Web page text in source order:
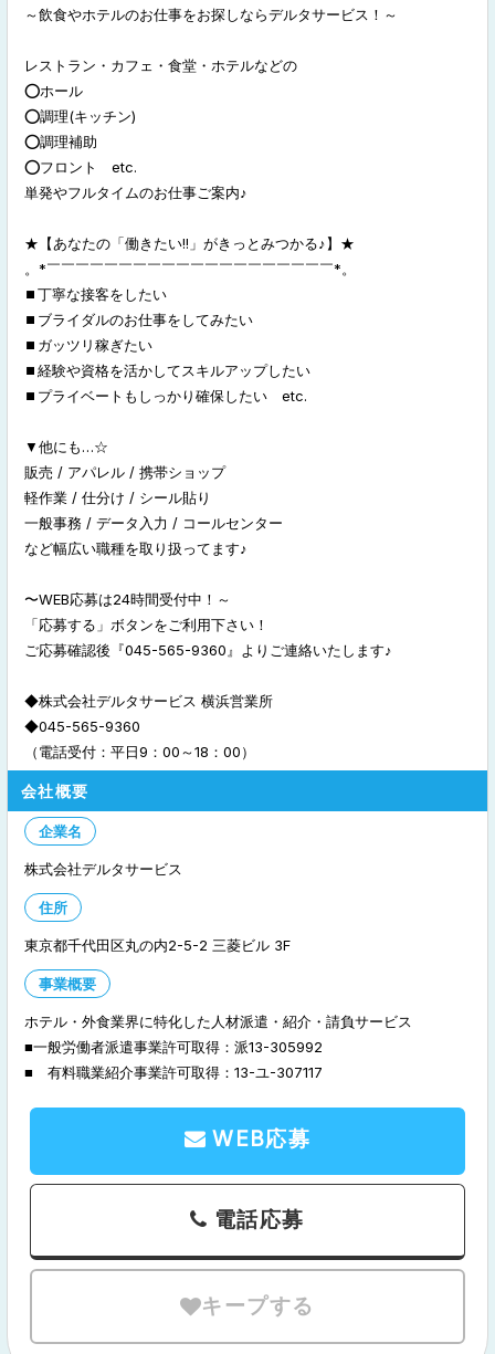
～飲食やホテルのお仕事をお探しならデルタサービス！～
レストラン・カフェ・食堂・ホテルなどの
⭕️ホール
⭕️調理(キッチン)
⭕️調理補助
⭕️フロント etc.
単発やフルタイムのお仕事ご案内♪
★【あなたの「働きたい!!」がきっとみつかる♪】★
。*￣￣￣￣￣￣￣￣￣￣￣￣￣￣￣￣￣￣￣￣*。
⏹️丁寧な接客をしたい
⏹️ブライダルのお仕事をしてみたい
⏹️ガッツリ稼ぎたい
⏹️経験や資格を活かしてスキルアップしたい
⏹️プライベートもしっかり確保したい etc.
▼他にも…☆
販売 / アパレル / 携帯ショップ
軽作業 / 仕分け / シール貼り
一般事務 / データ入力 / コールセンター
など幅広い職種を取り扱ってます♪
〜WEB応募は24時間受付中！～
「応募する」ボタンをご利用下さい！
ご応募確認後『045-565-9360』よりご連絡いたします♪
◆株式会社デルタサービス 横浜営業所
◆045-565-9360
（電話受付：平日9：00～18：00）
会社概要
企業名
株式会社デルタサービス
住所
東京都千代田区丸の内2-5-2 三菱ビル 3F
事業概要
ホテル・外食業界に特化した人材派遣・紹介・請負サービス
■一般労働者派遣事業許可取得：派13-305992
■ 有料職業紹介事業許可取得：13-ユ-307117
WEB応募
電話応募
キープする